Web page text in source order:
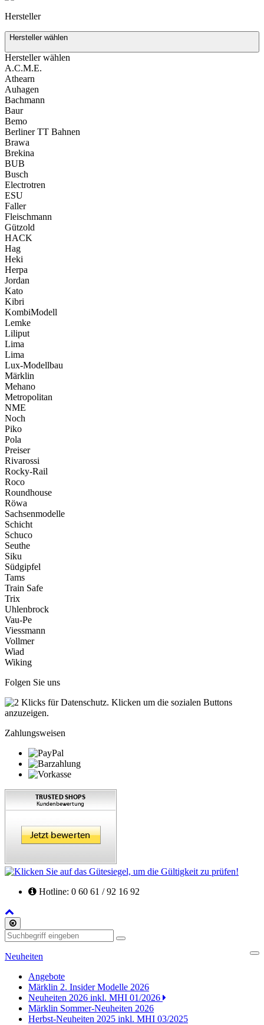
Hersteller
Hersteller wählen
Hersteller wählen
A.C.M.E.
Athearn
Auhagen
Bachmann
Baur
Bemo
Berliner TT Bahnen
Brawa
Brekina
BUB
Busch
Electrotren
ESU
Faller
Fleischmann
Gützold
HACK
Hag
Heki
Herpa
Jordan
Kato
Kibri
KombiModell
Lemke
Liliput
Lima
Lima
Lux-Modellbau
Märklin
Mehano
Metropolitan
NME
Noch
Piko
Pola
Preiser
Rivarossi
Rocky-Rail
Roco
Roundhouse
Röwa
Sachsenmodelle
Schicht
Schuco
Seuthe
Siku
Südgipfel
Tams
Train Safe
Trix
Uhlenbrock
Vau-Pe
Viessmann
Vollmer
Wiad
Wiking
Folgen Sie uns
Zahlungsweisen
Hotline: 0 60 61 / 92 16 92
to
Top
Schliessen
Suchen
Neuheiten
Angebote
Märklin 2. Insider Modelle 2026
Neuheiten 2026 inkl. MHI 01/2026
Märklin Sommer-Neuheiten 2026
Herbst-Neuheiten 2025 inkl. MHI 03/2025